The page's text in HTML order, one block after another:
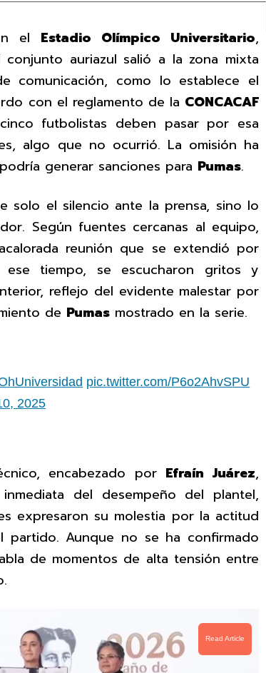
el Estadio Olímpico Universitario,
auriazul salió a la zona mixta
comunicación, como lo establece el
con el reglamento de la CONCACAF
futbolistas deben pasar por esa
algo que no ocurrió. La omisión ha
generar sanciones para Pumas.
solo el silencio ante la prensa, sino lo
Según fuentes cercanas al equipo,
reunión que se extendió por
tiempo, se escucharon gritos y
reflejo del evidente malestar por
de Pumas mostrado en la serie.
pic.twitter.com/P6o2AhvSPU
2025
encabezado por Efraín Juárez,
del desempeño del plantel,
expresaron su molestia por la actitud
Aunque no se ha confirmado
de momentos de alta tensión entre
Read Article